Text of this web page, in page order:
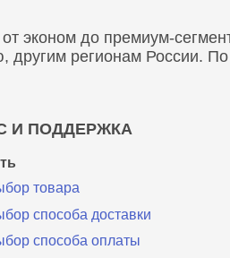
эконом до премиум-
регионам России.
И ПОДДЕРЖКА
товара
способа доставки
способа оплаты